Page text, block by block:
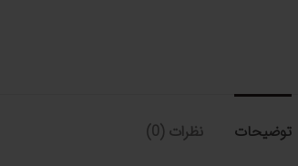
توضیحات نظرات (0)